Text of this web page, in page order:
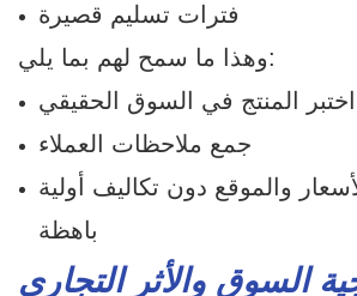
فترات تسليم قصيرة
وهذا ما سمح لهم بما يلي:
اختبر المنتج في السوق الحقيقي
جمع ملاحظات العملاء
والموقع دون تكاليف أولية
باهظة
السوق والأثر التجاري